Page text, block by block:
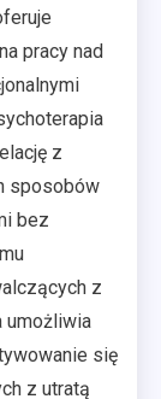
pracy nad
z
sposobów
bez
z
umożliwia
się
z utratą